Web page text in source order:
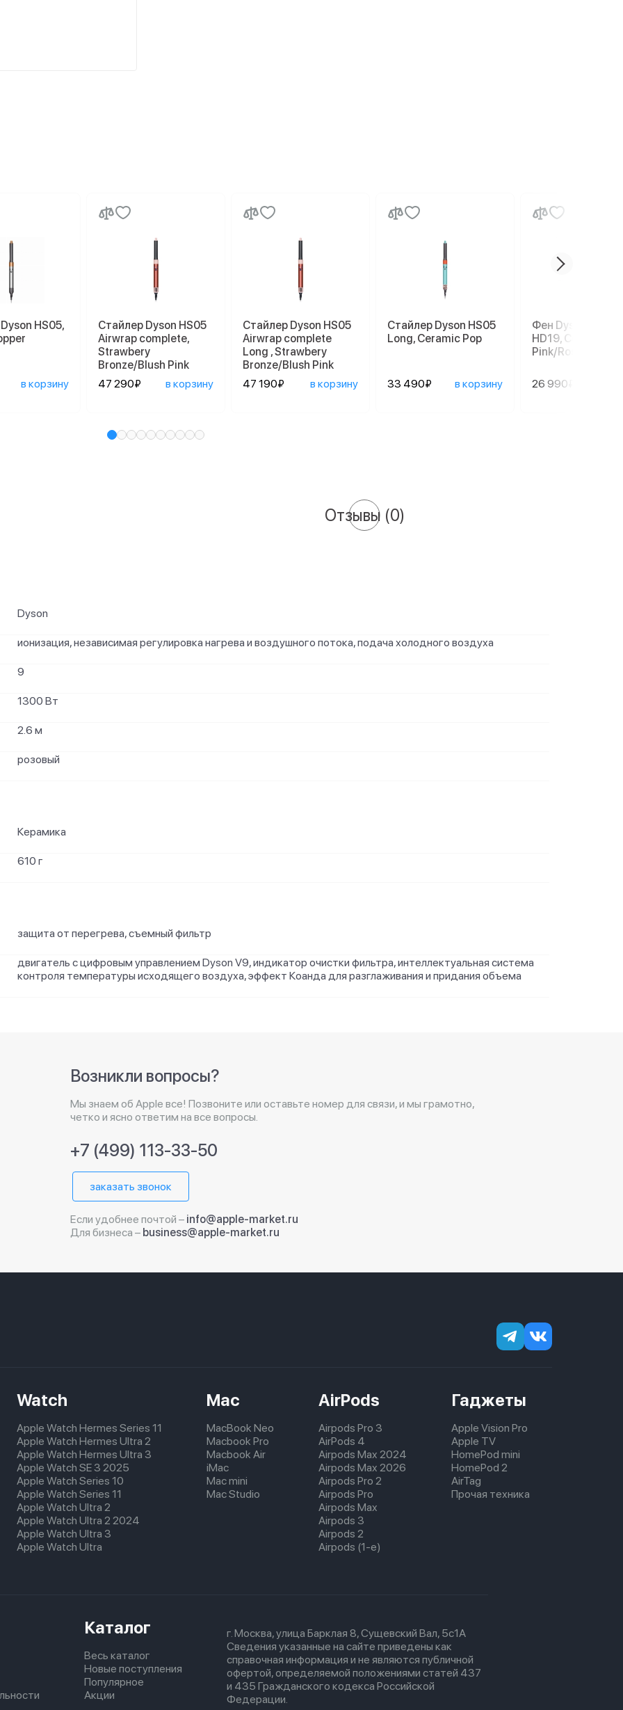
HS05,
в корзину
Стайлер Dyson HS05
Airwrap complete,
Strawbery
Bronze/Blush Pink
47 290₽
в корзину
Стайлер Dyson HS05
Airwrap complete
Long , Strawbery
Bronze/Blush Pink
47 190₽
в корзину
Стайлер Dyson HS05
Long, Ceramic Pop
33 490₽ в корзину
Фен Dyson
HD19, Ceramic
Pink/Rose Gold
26 990₽
Отзывы (0)
Dyson
ионизация, независимая регулировка нагрева и воздушного потока, подача холодного воздуха
9
1300 Вт
2.6 м
розовый
Керамика
610 г
защита от перегрева, съемный фильтр
двигатель с цифровым управлением Dyson V9, индикатор очистки фильтра, интеллектуальная система
контроля температуры исходящего воздуха, эффект Коанда для разглаживания и придания объема
Возникли вопросы?
Мы знаем об Apple все! Позвоните или оставьте номер для связи, и мы грамотно,
четко и ясно ответим на все вопросы.
+7 (499) 113-33-50
заказать звонок
Если удобнее почтой – info@apple-market.ru
Для бизнеса – business@apple-market.ru
Watch
Apple Watch Hermes Series 11
Apple Watch Hermes Ultra 2
Apple Watch Hermes Ultra 3
Apple Watch SE 3 2025
Apple Watch Series 10
Apple Watch Series 11
Apple Watch Ultra 2
Apple Watch Ultra 2 2024
Apple Watch Ultra 3
Apple Watch Ultra
Mac
MacBook Neo
Macbook Pro
Macbook Air
iMac
Mac mini
Mac Studio
AirPods
Airpods Pro 3
AirPods 4
Airpods Max 2024
Airpods Max 2026
Airpods Pro 2
Airpods Pro
Airpods Max
Airpods 3
Airpods 2
Airpods (1-е)
Гаджеты
Apple Vision Pro
Apple TV
HomePod mini
HomePod 2
AirTag
Прочая техника
Каталог
Весь каталог
Новые поступления
Популярное
Акции
г. Москва, улица Барклая 8, Сущевский Вал, 5с1А
Сведения указанные на сайте приведены как
справочная информация и не являются публичной
офертой, определяемой положениями статей 437
и 435 Гражданского кодекса Российской
Федерации.